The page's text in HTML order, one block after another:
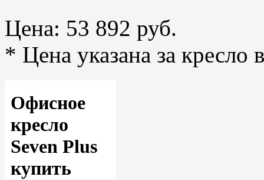
Цена: 53 892 руб.
* Цена указана за кресло
Офисное
кресло
Seven Plus
купить